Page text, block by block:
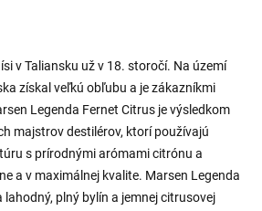
v Taliansku už v 18. storočí. Na území
získal veľkú obľubu a je zákazníkmi
Legenda Fernet Citrus je výsledkom
majstrov destilérov, ktorí používajú
s prírodnými arómami citrónu a
a v maximálnej kvalite. Marsen Legenda
lahodný, plný bylín a jemnej citrusovej